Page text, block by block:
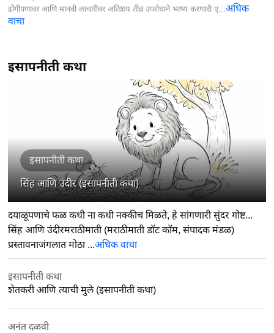
ढोंगीपणावर आणि मानवी लाचारीवर अतिशय तीव्र उपरोधाने भाष्य करणारी ए...अधिक
वाचा
इसापनीती कथा
इसापनीती कथा
सिंह आणि उंदीर (इसापनीती कथा)
दयाळूपणाचे फळ कधी ना कधी नक्कीच मिळते, हे सांगणारी सुंदर गोष्ट...
सिंह आणि उंदीरमराठीमाती (मराठीमाती डॉट कॉम, संपादक मंडळ)
प्रस्तावनाजंगलात मोठा ...अधिक वाचा
इसापनीती कथा
शेतकरी आणि त्याची मुले (इसापनीती कथा)
अनंत दळवी